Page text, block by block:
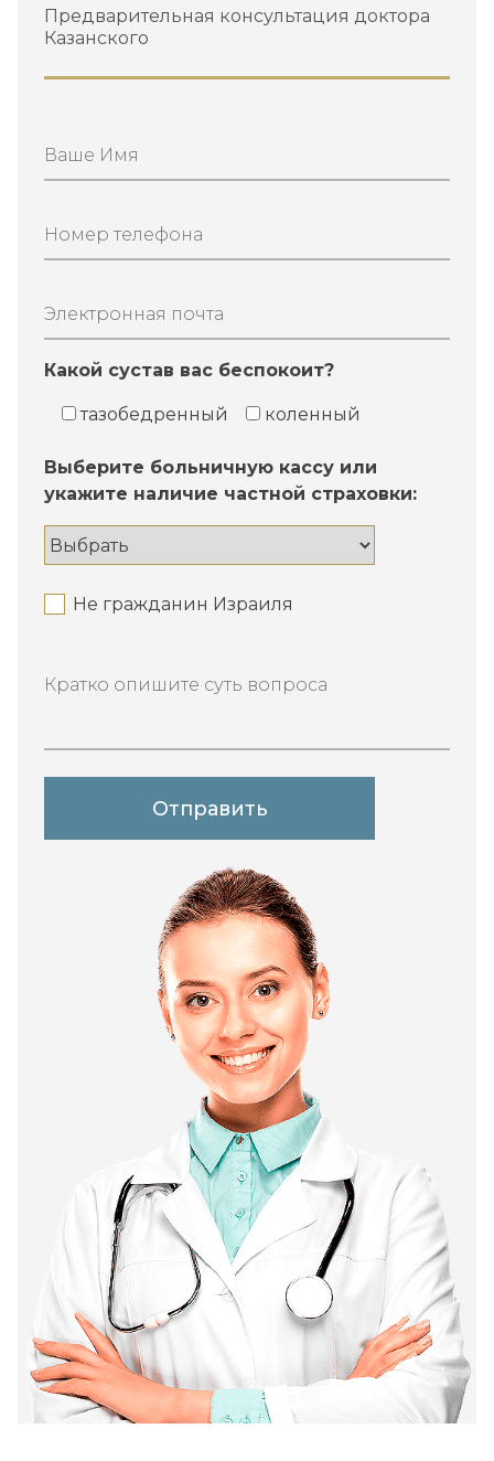
Предварительная консультация доктора
Казанского
Ваше Имя
Номер телефона
Электронная почта
Какой сустав вас беспокоит?
тазобедренный коленный
Выберите больничную кассу или
укажите наличие частной страховки:
Не гражданин Израиля
Кратко опишите суть вопроса